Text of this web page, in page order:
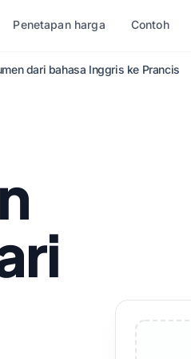
JPG ke PDF
JPEG ke PDF
Penetapan harga Contoh
dari bahasa Inggris ke Prancis